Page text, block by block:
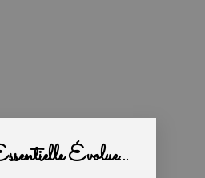
Évolue...